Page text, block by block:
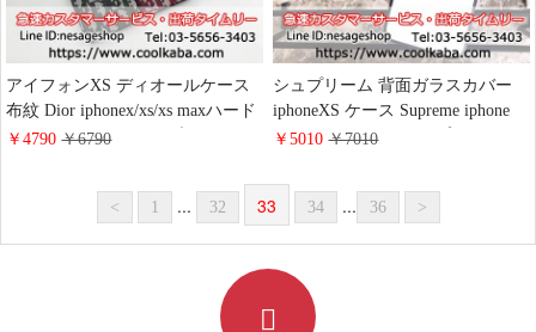
アイフォンXS ディオールケース
布紋 Dior iphonex/xs/xs maxハード
ケース エレガント風 ブランド
￥4790￥6790
シュプリーム 背面ガラスカバー
iphoneXS ケース Supreme iphone
xr/iphone8ケース カップル用
カバー 衝撃吸収 光沢感 iphone7/6s
保護ケース ストリート系ブランド
￥5010￥7010
< 1 ... 32 33 34 ... 36 >